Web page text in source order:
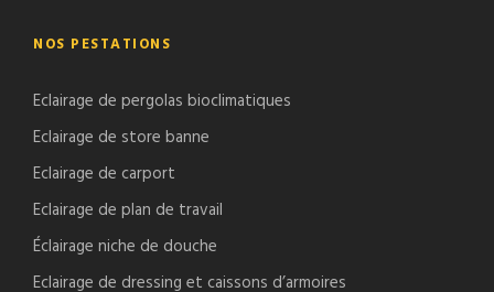
NOS PESTATIONS
Eclairage de pergolas bioclimatiques
Eclairage de store banne
Eclairage de carport
Eclairage de plan de travail
Éclairage niche de douche
Eclairage de dressing et caissons d’armoires